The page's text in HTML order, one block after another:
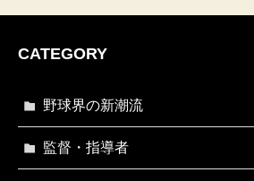
CATEGORY
野球界の新潮流
監督・指導者